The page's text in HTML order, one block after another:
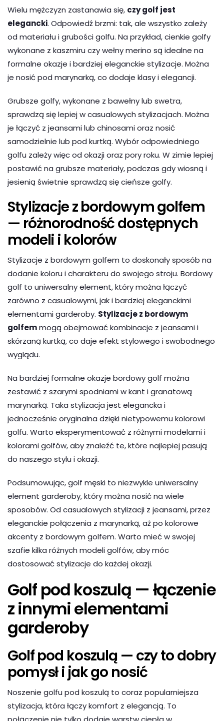
Wielu mężczyzn zastanawia się, czy golf jest
elegancki. Odpowiedź brzmi: tak, ale wszystko zależy
od materiału i grubości golfu. Na przykład, cienkie golfy
wykonane z kaszmiru czy wełny merino są idealne na
formalne okazje i bardziej eleganckie stylizacje. Można
je nosić pod marynarką, co dodaje klasy i elegancji.
Grubsze golfy, wykonane z bawełny lub swetra,
sprawdzą się lepiej w casualowych stylizacjach. Można
je łączyć z jeansami lub chinosami oraz nosić
samodzielnie lub pod kurtką. Wybór odpowiedniego
golfu zależy więc od okazji oraz pory roku. W zimie lepiej
postawić na grubsze materiały, podczas gdy wiosną i
jesienią świetnie sprawdzą się cieńsze golfy.
Stylizacje z bordowym golfem
— różnorodność dostępnych
modeli i kolorów
Stylizacje z bordowym golfem to doskonały sposób na
dodanie koloru i charakteru do swojego stroju. Bordowy
golf to uniwersalny element, który można łączyć
zarówno z casualowymi, jak i bardziej eleganckimi
elementami garderoby. Stylizacje z bordowym
golfemmogą obejmować kombinacje z jeansami i
skórzaną kurtką, co daje efekt stylowego i swobodnego
wyglądu.
Na bardziej formalne okazje bordowy golf można
zestawić z szarymi spodniami w kant i granatową
marynarką. Taka stylizacja jest elegancka i
jednocześnie oryginalna dzięki nietypowemu kolorowi
golfu. Warto eksperymentować z różnymi modelami i
kolorami golfów, aby znaleźć te, które najlepiej pasują
do naszego stylu i okazji.
Podsumowując, golf męski to niezwykle uniwersalny
element garderoby, który można nosić na wiele
sposobów. Od casualowych stylizacji z jeansami, przez
eleganckie połączenia z marynarką, aż po kolorowe
akcenty z bordowym golfem. Warto mieć w swojej
szafie kilka różnych modeli golfów, aby móc
dostosować stylizacje do każdej okazji.
Golf pod koszulą — łączenie
z innymi elementami
garderoby
Golf pod koszulą — czy to dobry
pomysł i jak go nosić
Noszenie golfu pod koszulą to coraz popularniejsza
stylizacja, która łączy komfort z elegancją. To